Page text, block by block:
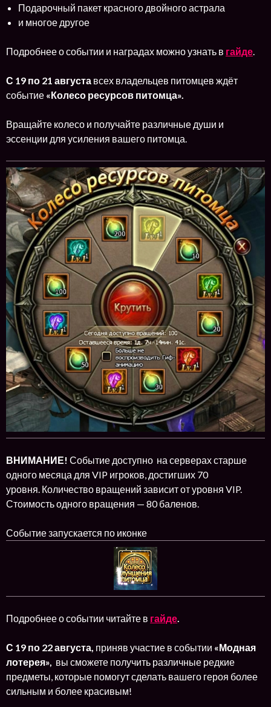
Подарочный пакет красного двойного астрала
и многое другое
Подробнее о событии и наградах можно узнать в гайде.
С 19 по 21 августа всех владельцев питомцев ждёт
событие «Колесо ресурсов питомца».
Вращайте колесо и получайте различные души и
эссенции для усиления вашего питомца.
ВНИМАНИЕ! Событие доступно на серверах старше
одного месяца для VIP игроков, достигших 70
уровня. Количество вращений зависит от уровня VIP.
Стоимость одного вращения — 80 баленов.
Событие запускается по иконке
Подробнее о событии читайте в гайде
С 19 по 22 августа приняв участие в событии «Модная
лотерея», вы сможете получить различные редкие
предметы, которые помогут сделать вашего героя более
сильным и более красивым!